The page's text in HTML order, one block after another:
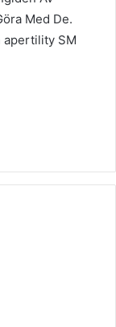
Med De.
apertility SM